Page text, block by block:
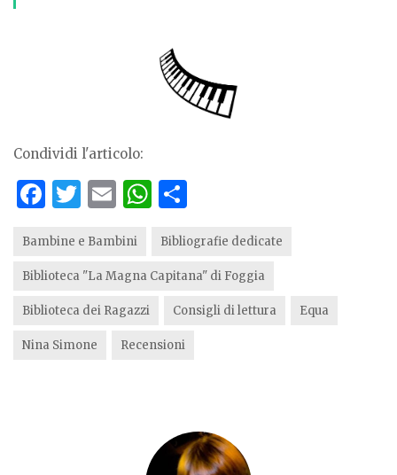
Condividi l'articolo:
F
c
e
b
o
T
it
te
r
E
ai
l
W
at
s
p
ar
e
Bambine e Bambini Bibliografie dedicate
Biblioteca "La Magna Capitana" di Foggia
Biblioteca dei Ragazzi Consigli di lettura Equa
Nina Simone Recensioni